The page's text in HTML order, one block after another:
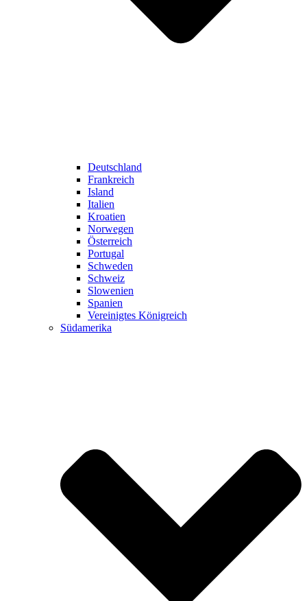
Deutschland
Frankreich
Island
Italien
Kroatien
Norwegen
Österreich
Portugal
Schweden
Schweiz
Slowenien
Spanien
Vereinigtes Königreich
Südamerika